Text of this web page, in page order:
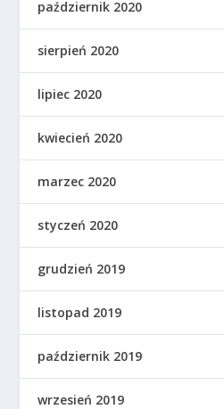
październik 2020
sierpień 2020
lipiec 2020
kwiecień 2020
marzec 2020
styczeń 2020
grudzień 2019
listopad 2019
październik 2019
wrzesień 2019